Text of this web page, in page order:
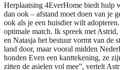
Herplaatsing 4EverHome biedt hulp
dan ook – afstand moet doen van je
ook als je een huisdier wilt
optimale match. Ik spreek met
en Natasja het bestuur vormt van de
land door, maar vooral midden
honden Even een kanttekening, ze
zitten de asielen vol mee”, vertelt